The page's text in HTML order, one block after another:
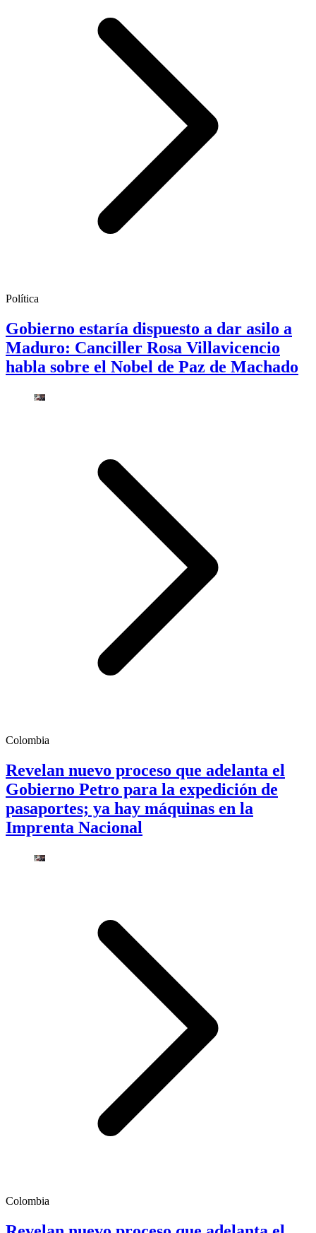
Política
Gobierno estaría dispuesto a dar asilo a
Maduro: Canciller Rosa Villavicencio
habla sobre el Nobel de Paz de Machado
Colombia
Revelan nuevo proceso que adelanta el
Gobierno Petro para la expedición de
pasaportes; ya hay máquinas en la
Imprenta Nacional
Colombia